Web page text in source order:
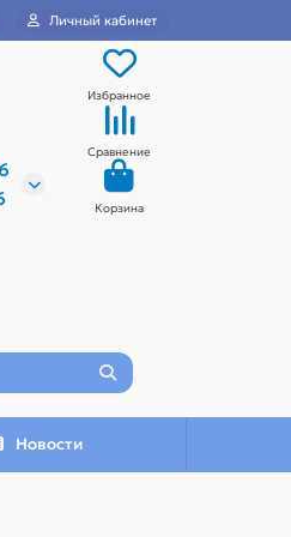
Личный кабинет
Избранное
Сравнение
Корзина
Новости